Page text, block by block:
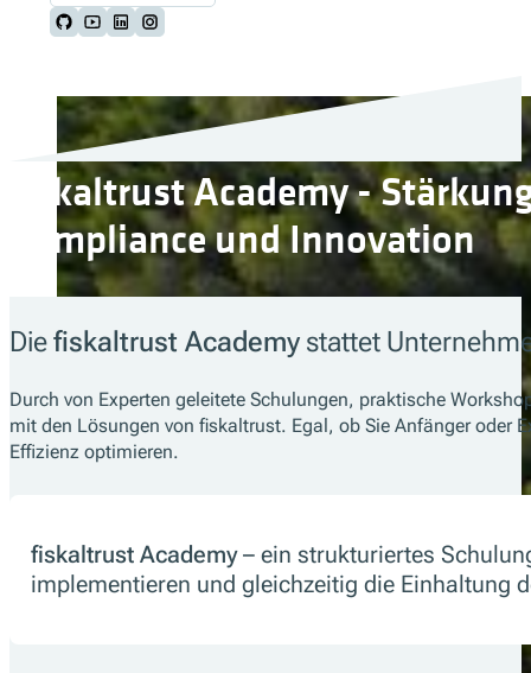
Follow us on Github
Follow us on Youtube
Follow us on LinkedIn
Follow us on Instagram
fiskaltrust Academy -
Compliance und Innovation
Diefiskaltrust Academy stattet
Durch von Experten geleitete Schulungen, praktische
mit den Lösungen von fiskaltrust. Egal, ob Sie Anfänger oder
Effizienz optimieren.
fiskaltrust Academy– ein strukturiertes
implementieren und gleichzeitig die Einhaltung